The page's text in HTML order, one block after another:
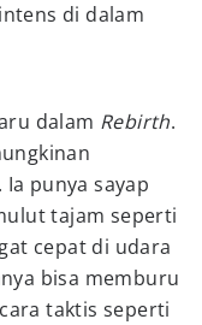
di dalam
dalam Rebirth.
punya sayap
tajam seperti
cepat di udara
bisa memburu
taktis seperti